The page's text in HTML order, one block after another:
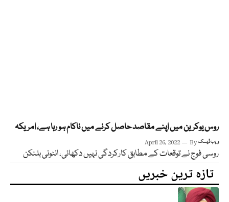
روس یوکرین میں اپنے مقاصد حاصل کرنے میں ناکام ہو رہا ہے، امریکہ
April 26, 2022 Byویب ڈیسک
روسی فوج نے توقعات کے مطابق کارکردگی نہیں دکھائی، انٹونی بلنکن
تازہ ترین خبریں